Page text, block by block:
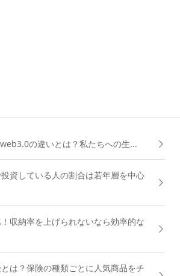
の違いとは？私たちへの生...
資している人の割合は若年層を中心
収納率を上げられないなら効率的な
は？保険の種類ごとに人気商品をチ